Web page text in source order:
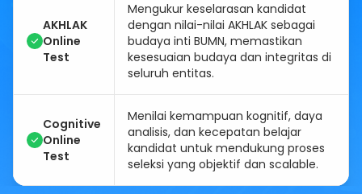
AKHLAK
Online
Test
Mengukur keselarasan kandidat
dengan nilai-nilai AKHLAK sebagai
budaya inti BUMN, memastikan
kesesuaian budaya dan integritas di
seluruh entitas.
Cognitive
Online
Test
Menilai kemampuan kognitif, daya
analisis, dan kecepatan belajar
kandidat untuk mendukung proses
seleksi yang objektif dan scalable.